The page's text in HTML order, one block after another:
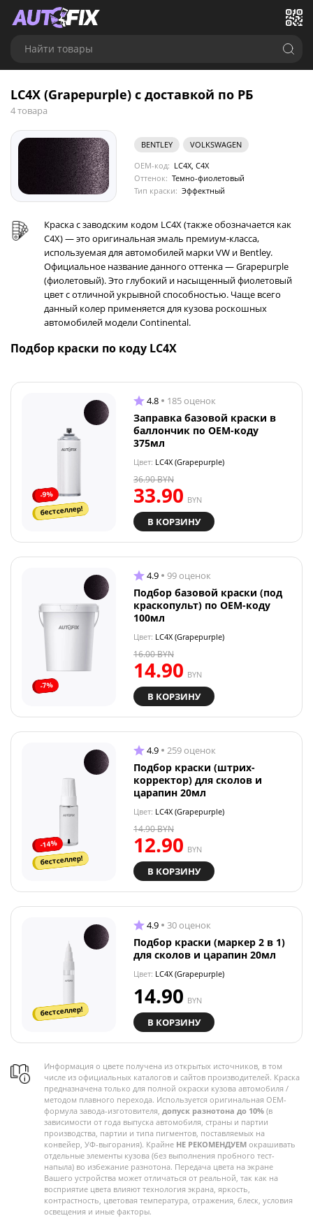
Найти товары
LC4X (Grapepurple) с доставкой по РБ
4 товара
BENTLEY
VOLKSWAGEN
OEM-код: LC4X, C4X
Оттенок: Темно-фиолетовый
Тип краски: Эффектный
Краска с заводским кодом LC4X (также обозначается как
C4X) — это оригинальная эмаль премиум-класса,
используемая для автомобилей марки VW и Bentley.
Официальное название данного оттенка — Grapepurple
(фиолетовый). Это глубокий и насыщенный фиолетовый
цвет с отличной укрывной способностью. Чаще всего
данный колер применяется для кузова роскошных
автомобилей модели Continental.
Подбор краски по коду LC4X
-9%
бестселлер!
4.8 185 оценок
Заправка базовой краски в
баллончик по OEM-коду
375мл
Цвет: LC4X (Grapepurple)
33.90 BYN
36.90BYN
В КОРЗИНУ
-7%
4.9 99 оценок
Подбор базовой краски (под
краскопульт) по OEM-коду
100мл
Цвет: LC4X (Grapepurple)
14.90 BYN
16.00BYN
В КОРЗИНУ
-14%
бестселлер!
4.9 259 оценок
Подбор краски (штрих-
корректор) для сколов и
царапин 20мл
Цвет: LC4X (Grapepurple)
12.90 BYN
14.90BYN
В КОРЗИНУ
бестселлер!
4.9 30 оценок
Подбор краски (маркер 2 в 1)
для сколов и царапин 20мл
Цвет: LC4X (Grapepurple)
14.90 BYN
В КОРЗИНУ
Информация о цвете получена из открытых источников, в том
числе из официальных каталогов и сайтов производителей. Краска
предназначена только для полной окраски кузова автомобиля /
методом плавного перехода. Используется оригинальная OEM-
формула завода-изготовителя, допуск разнотона до 10% (в
зависимости от года выпуска автомобиля, страны и партии
производства, партии и типа пигментов, поставляемых на
конвейер, УФ-выгорания). Крайне НЕ РЕКОМЕНДУЕМ окрашивать
отдельные элементы кузова (без выполнения пробного тест-
напыла) во избежание разнотона. Передача цвета на экране
Вашего устройства может отличаться от реальной, так как на
восприятие цвета влияют технология экрана, яркость,
контрастность, цветовая температура, отражения, блеск, условия
освещения и иные факторы.